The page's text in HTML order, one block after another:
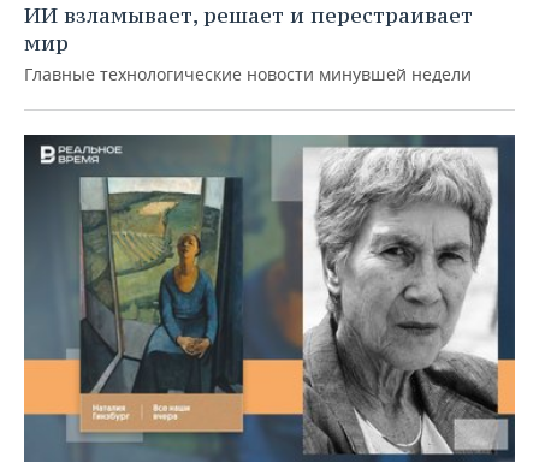
ИИ взламывает, решает и перестраивает
мир
Главные технологические новости минувшей недели